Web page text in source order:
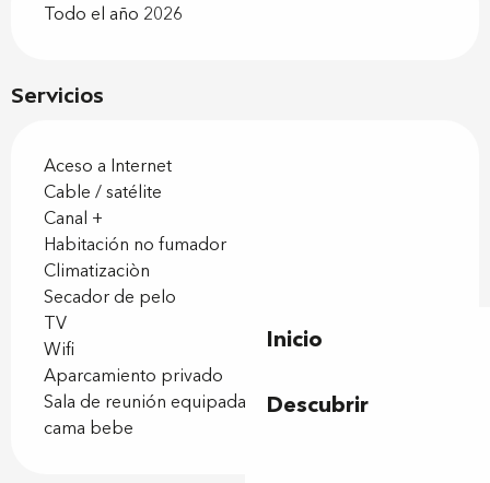
Inicio
Descubrir
Servicios
Aceso a Internet
Cable / satélite
Canal +
Habitación no fumador
Climatizaciòn
Secador de pelo
TV
Wifi
Aparcamiento privado
Sala de reunión equipada
cama bebe
Todo el año 2026